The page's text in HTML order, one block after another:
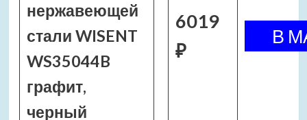
нержавеющей
стали WISENT
WS35044B
графит,
черный
6019
₽